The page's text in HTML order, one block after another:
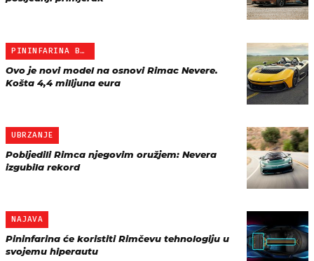
PININFARINA B95
Ovo je novi model na osnovi Rimac Nevere.
Košta 4,4 milijuna eura
UBRZANJE
Pobijedili Rimca njegovim oružjem: Nevera
izgubila rekord
NAJAVA
Pininfarina će koristiti Rimčevu tehnologiju u
svojemu hiperautu